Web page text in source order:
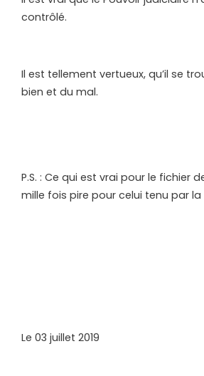
contrôlé.
Il est tellement vertueux, qu’il se
bien et du mal.
P.S. : Ce qui est vrai pour le fichier
mille fois pire pour celui tenu par la
Le 03 juillet 2019